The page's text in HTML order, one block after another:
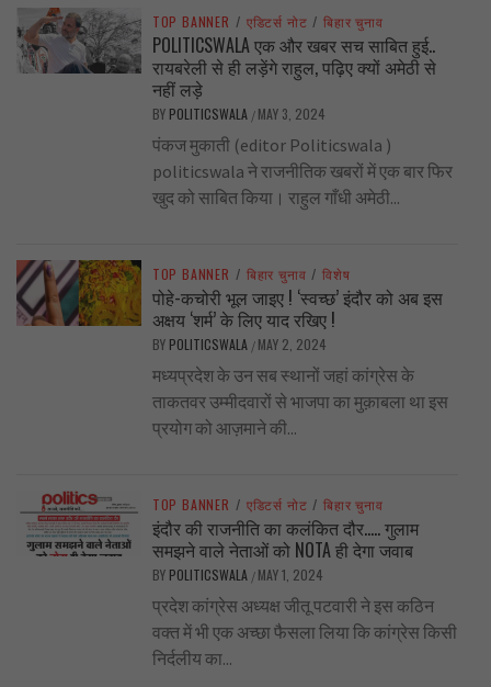
TOP BANNER / एडिटर्स नोट / बिहार चुनाव
POLITICSWALA एक और खबर सच साबित हुई..
रायबरेली से ही लड़ेंगे राहुल, पढ़िए क्यों अमेठी से
नहीं लड़े
BY POLITICSWALA / MAY 3, 2024
पंकज मुकाती (editor Politicswala )
politicswala ने राजनीतिक खबरों में एक बार फिर
खुद को साबित किया। राहुल गाँधी अमेठी...
TOP BANNER / बिहार चुनाव / विशेष
पोहे-कचोरी भूल जाइए ! ‘स्वच्छ’ इंदौर को अब इस
अक्षय ‘शर्म’ के लिए याद रखिए !
BY POLITICSWALA / MAY 2, 2024
मध्यप्रदेश के उन सब स्थानों जहां कांग्रेस के
ताकतवर उम्मीदवारों से भाजपा का मुक़ाबला था इस
प्रयोग को आज़माने की...
TOP BANNER / एडिटर्स नोट / बिहार चुनाव
इंदौर की राजनीति का कलंकित दौर….. गुलाम
समझने वाले नेताओं को NOTA ही देगा जवाब
BY POLITICSWALA / MAY 1, 2024
प्रदेश कांग्रेस अध्यक्ष जीतू पटवारी ने इस कठिन
वक्त में भी एक अच्छा फैसला लिया कि कांग्रेस किसी
निर्दलीय का...